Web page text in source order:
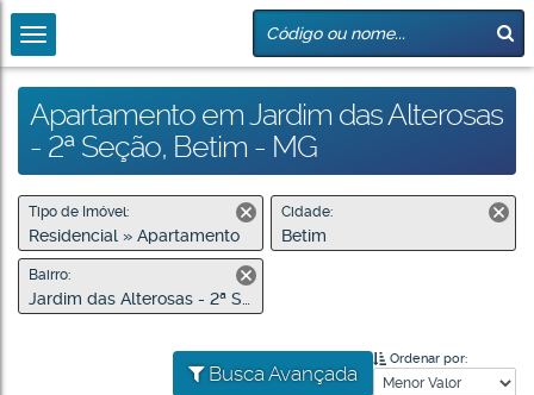
Apartamento em Jardim das Alterosas
- 2ª Seção, Betim - MG
Tipo de Imóvel:
Residencial » Apartamento
Cidade:
Betim
Bairro:
Jardim das Alterosas - 2ª Seção
Busca Avançada
Ordenar por: